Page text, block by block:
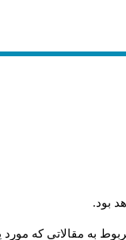
بود.
به مقالاتی که مورد